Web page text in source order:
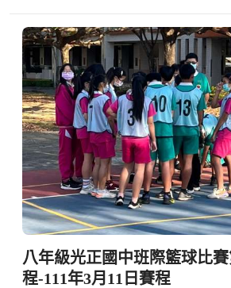
八年級光正國中班際籃球比
程-111年3月11日賽程